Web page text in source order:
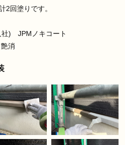
2回塗りです。
社) JPMノキコート
消